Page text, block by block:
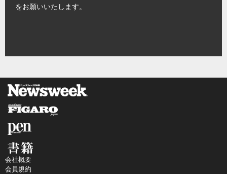
をお願いいたします。
会社概要
会員規約